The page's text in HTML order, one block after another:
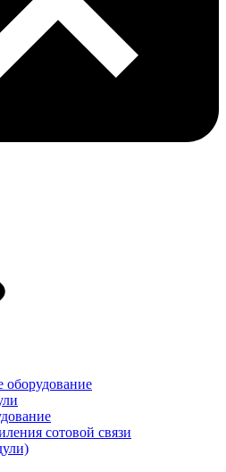
оборудование
сотовой связи